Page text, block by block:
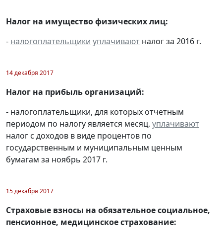
Налог на имущество физических лиц:
- налогоплательщики уплачивают налог за 2016 г.
14 декабря 2017
Налог на прибыль организаций:
- налогоплательщики, для которых отчетным
периодом по налогу является месяц, уплачивают
налог с доходов в виде процентов по
государственным и муниципальным ценным
бумагам за ноябрь 2017 г.
15 декабря 2017
Страховые взносы на обязательное социальное,
пенсионное, медицинское страхование: